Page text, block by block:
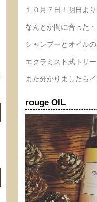
１０月７日！明日よ
なんとか間に合った
シャンプーとオイル
エクラミスト式トリ
また分かりましたら
rouge OIL